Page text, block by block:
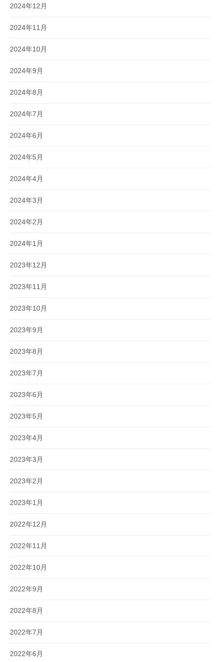
2024年12月
2024年11月
2024年10月
2024年9月
2024年8月
2024年7月
2024年6月
2024年5月
2024年4月
2024年3月
2024年2月
2024年1月
2023年12月
2023年11月
2023年10月
2023年9月
2023年8月
2023年7月
2023年6月
2023年5月
2023年4月
2023年3月
2023年2月
2023年1月
2022年12月
2022年11月
2022年10月
2022年9月
2022年8月
2022年7月
2022年6月